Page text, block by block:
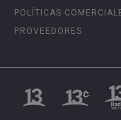
POLÍTICAS
PROVEEDORES